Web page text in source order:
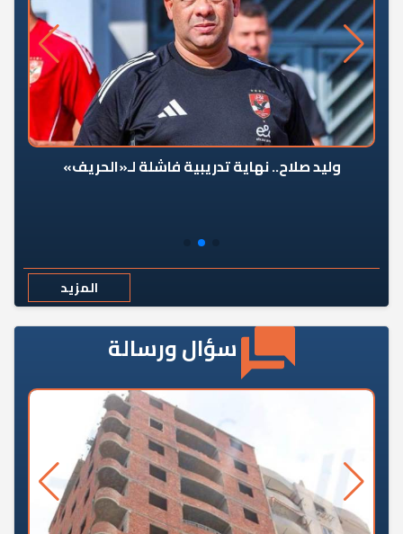
وليد صلاح.. نهاية تدريبية فاشلة لـ«الحريف»
المزيد
سؤال ورسالة